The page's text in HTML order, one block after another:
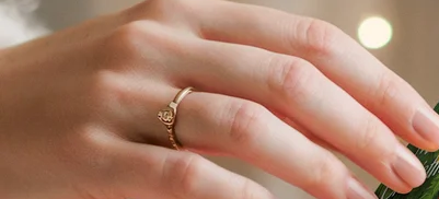
Gratis wenskaartje
Je maakt in een paar stappen iets unieks – met haar